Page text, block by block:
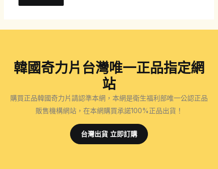
韓國奇力片台灣唯一正品指定網
站
購買正品韓國奇力片請認準本網，本網是衛生福利部唯一公認正品
販售機構網站，在本網購買承諾100%正品出貨！
台灣出貨 立即訂購